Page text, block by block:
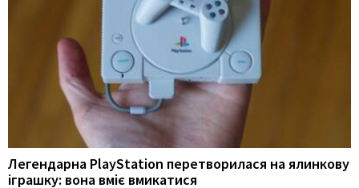
Легендарна PlayStation перетворилася на ялинкову
іграшку: вона вміє вмикатися